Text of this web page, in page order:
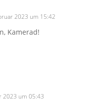
2023 um 15:42
Kamerad!
2023 um 05:43